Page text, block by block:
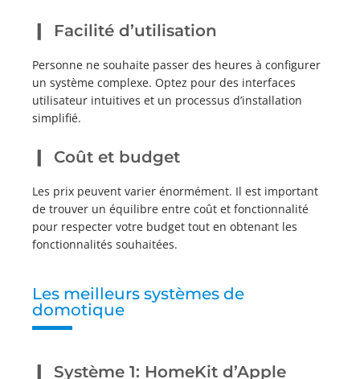
Facilité d’utilisation
Personne ne souhaite passer des heures à configurer
un système complexe. Optez pour des interfaces
utilisateur intuitives et un processus d’installation
simplifié.
Coût et budget
Les prix peuvent varier énormément. Il est important
de trouver un équilibre entre coût et fonctionnalité
pour respecter votre budget tout en obtenant les
fonctionnalités souhaitées.
Les meilleurs systèmes de
domotique
Système 1: HomeKit d’Apple